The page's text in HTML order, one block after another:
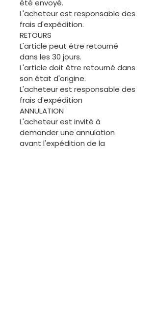
été envoyé.
L'acheteur est responsable des
frais d'expédition.
RETOURS
L'article peut être retourné
dans les 30 jours.
L'article doit être retourné dans
son état d'origine.
L'acheteur est responsable des
frais d'expédition
ANNULATION
L'acheteur est invité à
demander une annulation
avant l'expédition de la